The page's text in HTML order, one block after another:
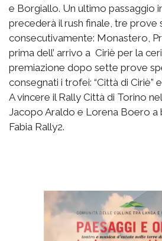
e Borgiallo. Un ultimo passaggio
precederà il rush finale, tre prove
consecutivamente: Monastero,
prima dell’ arrivo a Ciriè per la
premiazione dopo sette prove
consegnati i trofei: “Città di Ciriè”
A vincere il Rally Città di Torino
Jacopo Araldo e Lorena Boero
Fabia Rally2.